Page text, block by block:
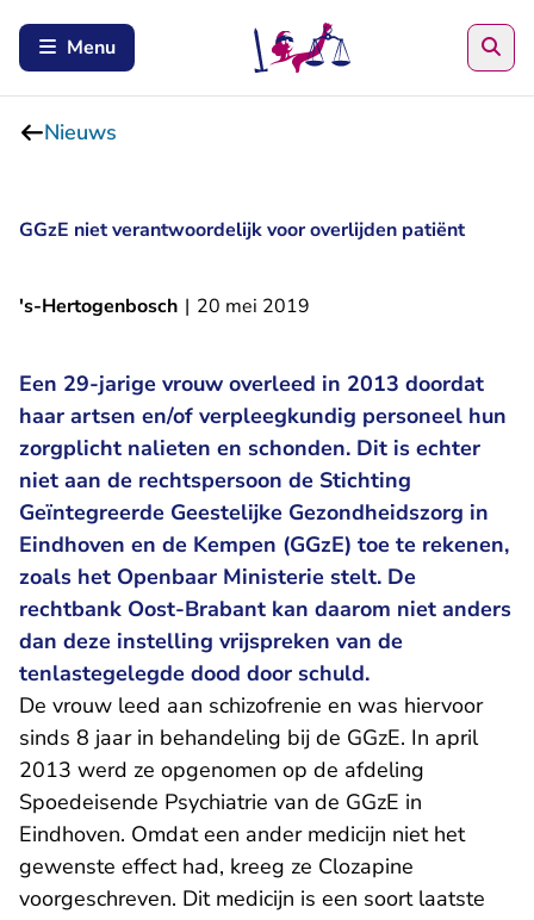
Menu
Nieuws
GGzE niet verantwoordelijk voor overlijden patiënt
's-Hertogenbosch | 20 mei 2019
Een 29-jarige vrouw overleed in 2013 doordat
haar artsen en/of verpleegkundig personeel hun
zorgplicht nalieten en schonden. Dit is echter
niet aan de rechtspersoon de Stichting
Geïntegreerde Geestelijke Gezondheidszorg in
Eindhoven en de Kempen (GGzE) toe te rekenen,
zoals het Openbaar Ministerie stelt. De
rechtbank Oost-Brabant kan daarom niet anders
dan deze instelling vrijspreken van de
tenlastegelegde dood door schuld.
De vrouw leed aan schizofrenie en was hiervoor
sinds 8 jaar in behandeling bij de GGzE. In april
2013 werd ze opgenomen op de afdeling
Spoedeisende Psychiatrie van de GGzE in
Eindhoven. Omdat een ander medicijn niet het
gewenste effect had, kreeg ze Clozapine
voorgeschreven. Dit medicijn is een soort laatste